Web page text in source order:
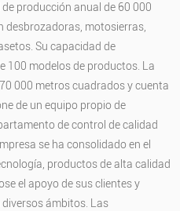
producción anual de 60 000
desbrozadoras, motosierras,
Su capacidad de
100 modelos de productos. La
000 metros cuadrados y cuenta
de un equipo propio de
de control de calidad
se ha consolidado en el
productos de alta calidad
el apoyo de sus clientes y
ámbitos. Las